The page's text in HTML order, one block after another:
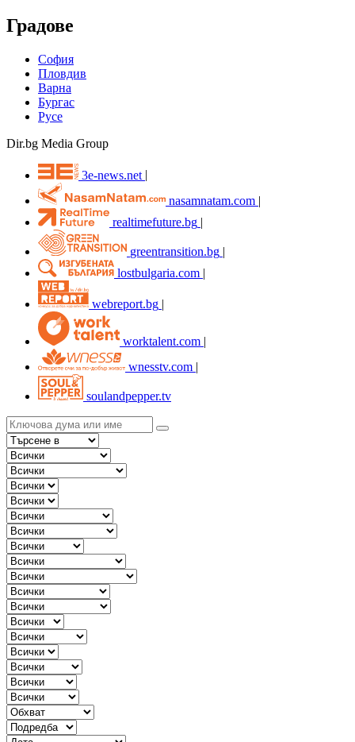
Градове
София
Пловдив
Варна
Бургас
Русе
Dir.bg Media Group
3e-news.net
nasamnatam.com |
realtimefuture.bg |
greentransition.bg |
lostbulgaria.com |
webreport.bg |
worktalent.com |
wnesstv.com |
soulandpepper.tv